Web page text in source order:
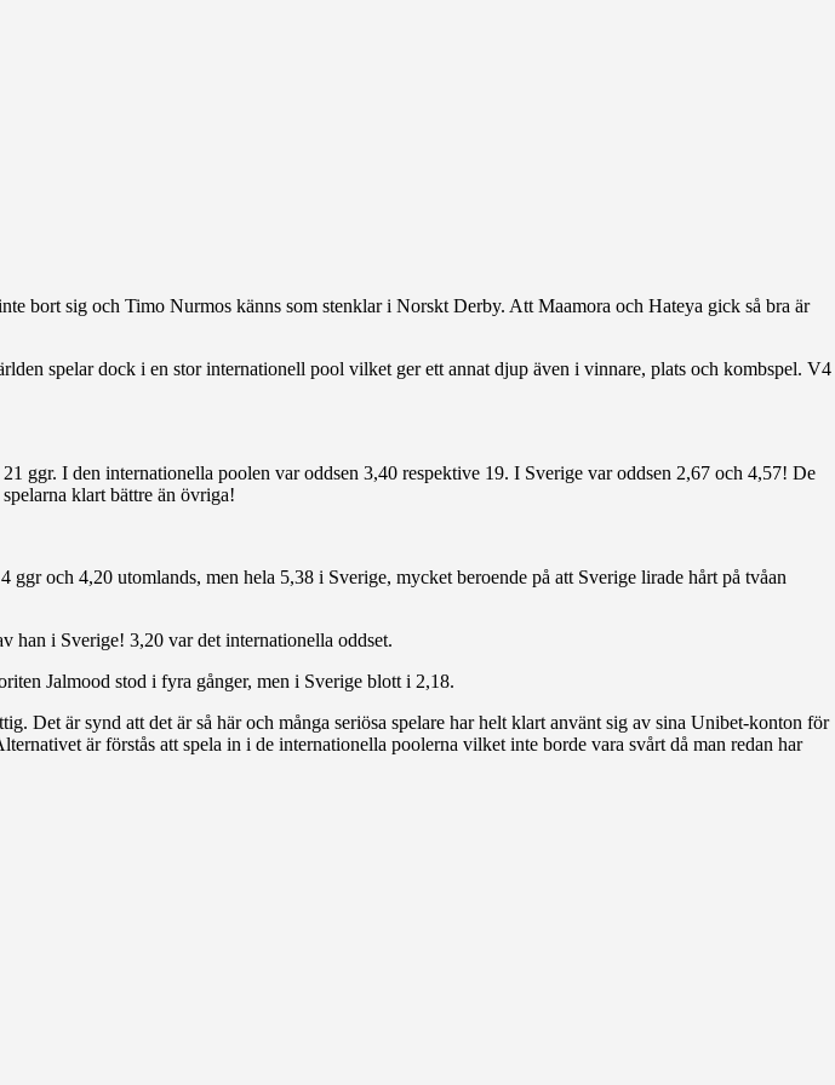
bort sig och Timo Nurmos känns som stenklar i Norskt Derby. Att Maamora och Hateya gick så bra är
spelar dock i en stor internationell pool vilket ger ett annat djup även i vinnare, plats och kombspel. V4
ggr. I den internationella poolen var oddsen 3,40 respektive 19. I Sverige var oddsen 2,67 och 4,57! De
klart bättre än övriga!
och 4,20 utomlands, men hela 5,38 i Sverige, mycket beroende på att Sverige lirade hårt på tvåan
han i Sverige! 3,20 var det internationella oddset.
Jalmood stod i fyra gånger, men i Sverige blott i 2,18.
Det är synd att det är så här och många seriösa spelare har helt klart använt sig av sina Unibet-konton för
är förstås att spela in i de internationella poolerna vilket inte borde vara svårt då man redan har